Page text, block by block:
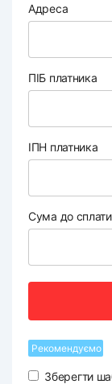
Адреса
ПІБ платника
ІПН платника
Сума до сплати
Рекомендуємо
Зберегти